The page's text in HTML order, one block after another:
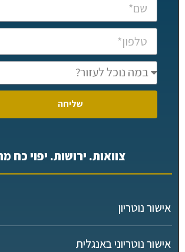
שליחה
צוואות. ירושות. יפוי כח
אישור נוטריון
אישור נוטריוני באנגלית